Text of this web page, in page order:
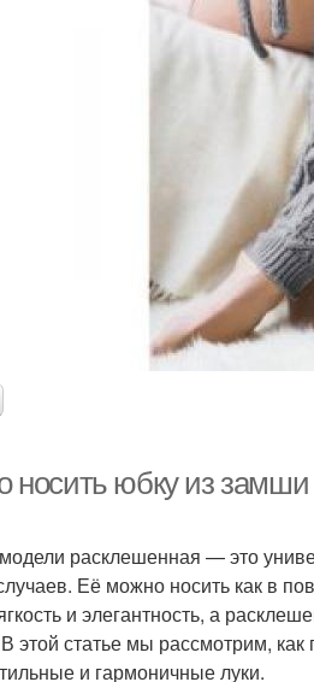
носить юбку из
расклешенная — это
Её можно носить как в
и элегантность, а
этой статье мы рассмотрим,
и гармоничные луки.